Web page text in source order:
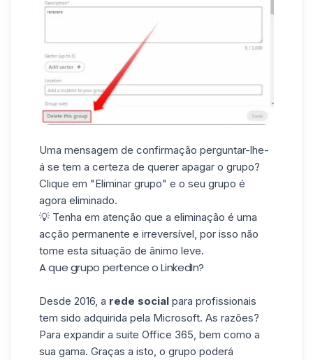
Uma mensagem de confirmação perguntar-lhe-
á se tem a certeza de querer apagar o grupo?
Clique em "Eliminar grupo" e o seu grupo é
agora eliminado.
💡 Tenha em atenção que a eliminação é uma
acção permanente e irreversível, por isso não
tome esta situação de ânimo leve.
A que grupo pertence o LinkedIn?
Desde 2016, a rede social para profissionais
tem sido adquirida pela Microsoft. As razões?
Para expandir a suite Office 365, bem como a
sua gama. Graças a isto, o grupo poderá